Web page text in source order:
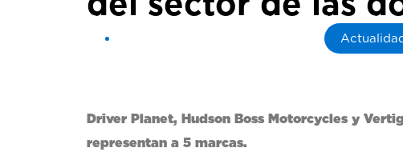
Driver Planet, Hudson Boss Motorcycles y
representan a 5 marcas.